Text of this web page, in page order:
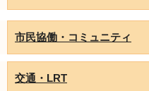
市民協働・コミュニティ
交通・LRT